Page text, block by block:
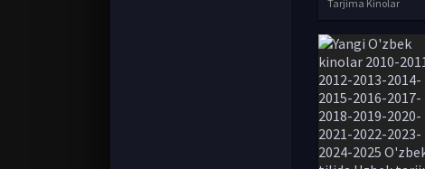
Tarjima Kinolar